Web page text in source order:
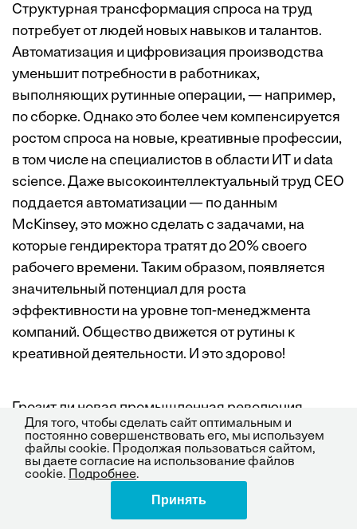
Структурная трансформация спроса на труд
потребует от людей новых навыков и талантов.
Автоматизация и цифровизация производства
уменьшит потребности в работниках,
выполняющих рутинные операции, — например,
по сборке. Однако это более чем компенсируется
ростом спроса на новые, креативные профессии,
в том числе на специалистов в области ИТ и data
science. Даже высокоинтеллектуальный труд CEO
поддается автоматизации — по данным
McKinsey, это можно сделать с задачами, на
которые гендиректора тратят до 20% своего
рабочего времени. Таким образом, появляется
значительный потенциал для роста
эффективности на уровне топ-менеджмента
компаний. Общество движется от рутины к
креативной деятельности. И это здорово!
Грозит ли новая промышленная революция
всплеском безработицы? Уверен, что нет.
Индустрия 4.0 означает не сокращение
занятости, а изменение структуры рынка труда.
После первой промышленной революции
прошло уже более двух столетий, а рабочих мест
Для того, чтобы сделать сайт оптимальным и
постоянно совершенствовать его, мы используем
файлы cookie. Продолжая пользоваться сайтом,
вы даете согласие на использование файлов
cookie.
Подробнее.
Принять